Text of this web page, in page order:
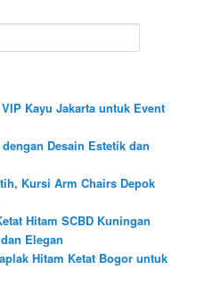
Kayu Jakarta untuk Event
Desain Estetik dan
Kursi Arm Chairs Depok
Hitam SCBD Kuningan
Elegan
Hitam Ketat Bogor untuk